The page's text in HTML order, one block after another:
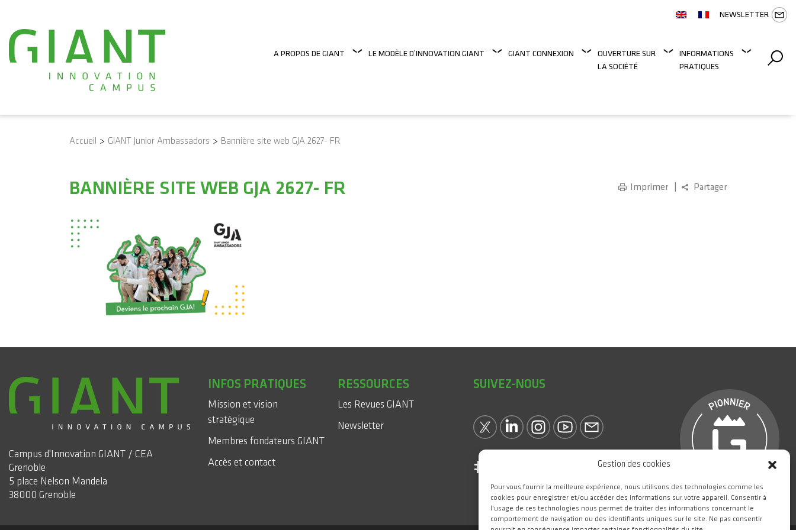
Gestion des cookies
Pour vous fournir la meilleure expérience, nous utilisons des technologies comme les
cookies pour enregistrer et/ou accéder des informations sur votre appareil. Consentir à
l'usage de ces technologies nous permet de traiter des informations concernant le
comportement de navigation ou des identifiants uniques sur le site. Ne pas consentir
NEWSLETTER
A PROPOS DE GIANT LE MODÈLE D’INNOVATION GIANT GIANT CONNEXION
OUVERTURE SUR
LA SOCIÉTÉ
INFORMATIONS
PRATIQUES
Accueil > GIANT Junior Ambassadors > Bannière site web GJA 2627- FR
BANNIÈRE SITE WEB GJA 2627- FR Imprimer Partager
Campus d'Innovation GIANT / CEA
Grenoble
5 place Nelson Mandela
38000 Grenoble
INFOS PRATIQUES
Mission et vision
stratégique
Membres fondateurs GIANT
Accès et contact
RESSOURCES
Les Revues GIANT
Newsletter
SUIVEZ-NOUS
#WeAreGIANT